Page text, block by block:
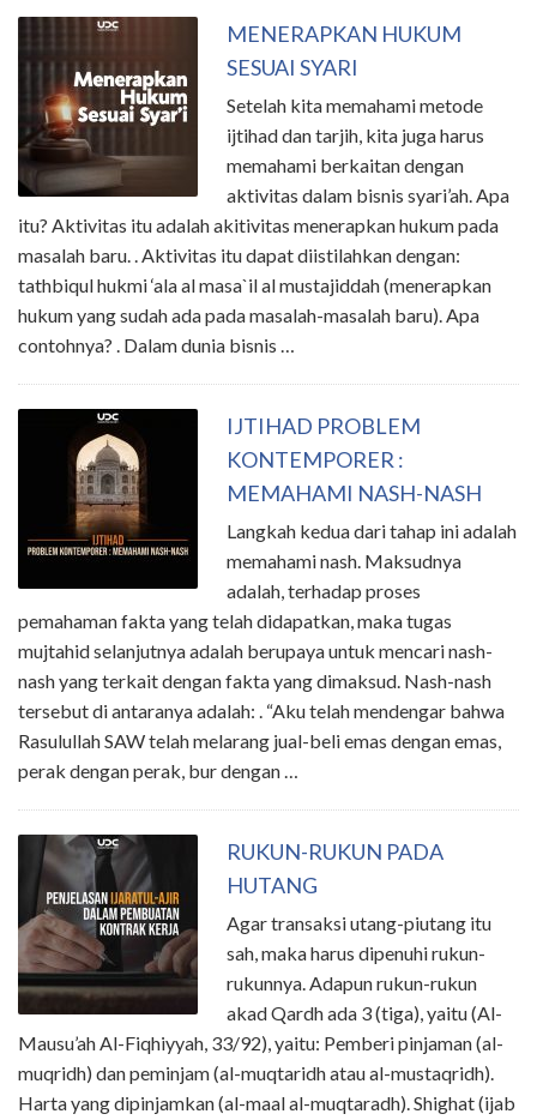
MENERAPKAN HUKUM
SESUAI SYARI
Setelah kita memahami metode
ijtihad dan tarjih, kita juga harus
memahami berkaitan dengan
aktivitas dalam bisnis syari’ah. Apa
itu? Aktivitas itu adalah akitivitas menerapkan hukum pada
masalah baru. . Aktivitas itu dapat diistilahkan dengan:
tathbiqul hukmi ‘ala al masa`il al mustajiddah (menerapkan
hukum yang sudah ada pada masalah-masalah baru). Apa
contohnya? . Dalam dunia bisnis …
IJTIHAD PROBLEM
KONTEMPORER :
MEMAHAMI NASH-NASH
Langkah kedua dari tahap ini adalah
memahami nash. Maksudnya
adalah, terhadap proses
pemahaman fakta yang telah didapatkan, maka tugas
mujtahid selanjutnya adalah berupaya untuk mencari nash-
nash yang terkait dengan fakta yang dimaksud. Nash-nash
tersebut di antaranya adalah: . “Aku telah mendengar bahwa
Rasulullah SAW telah melarang jual-beli emas dengan emas,
perak dengan perak, bur dengan …
RUKUN-RUKUN PADA
HUTANG
Agar transaksi utang-piutang itu
sah, maka harus dipenuhi rukun-
rukunnya. Adapun rukun-rukun
akad Qardh ada 3 (tiga), yaitu (Al-
Mausu’ah Al-Fiqhiyyah, 33/92), yaitu: Pemberi pinjaman (al-
muqridh) dan peminjam (al-muqtaridh atau al-mustaqridh).
Harta yang dipinjamkan (al-maal al-muqtaradh). Shighat (ijab